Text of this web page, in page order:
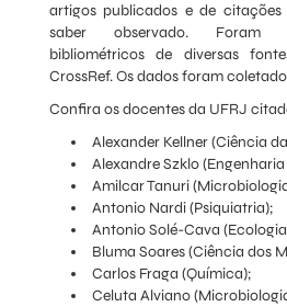
artigos publicados e de
saber observado. Foram
bibliométricos de diversas
CrossRef. Os dados foram
Confira os docentes da UFRJ
Alexander Kellner (Ciência
Alexandre Szklo
Amilcar Tanuri
Antonio Nardi (Psiquiatria);
Antonio Solé-Cava
Bluma Soares (Ciência dos
Carlos Fraga (Química);
Celuta Alviano